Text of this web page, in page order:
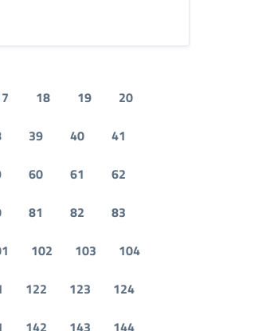
18 19
20
39 40
41
60 61
62
81 82
83
102 103
104
122 123
124
142 143
144